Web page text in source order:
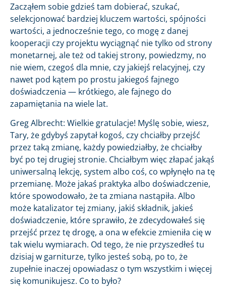
Zacząłem sobie gdzieś tam dobierać, szukać,
selekcjonować bardziej kluczem wartości, spójności
wartości, a jednocześnie tego, co mogę z danej
kooperacji czy projektu wyciągnąć nie tylko od strony
monetarnej, ale też od takiej strony, powiedzmy, no
nie wiem, czegoś dla mnie, czy jakiejś relacyjnej, czy
nawet pod kątem po prostu jakiegoś fajnego
doświadczenia — krótkiego, ale fajnego do
zapamiętania na wiele lat.
Greg Albrecht: Wielkie gratulacje! Myślę sobie, wiesz,
Tary, że gdybyś zapytał kogoś, czy chciałby przejść
przez taką zmianę, każdy powiedziałby, że chciałby
być po tej drugiej stronie. Chciałbym więc złapać jakąś
uniwersalną lekcję, system albo coś, co wpłynęło na tę
przemianę. Może jakaś praktyka albo doświadczenie,
które spowodowało, że ta zmiana nastąpiła. Albo
może katalizator tej zmiany, jakiś składnik, jakieś
doświadczenie, które sprawiło, że zdecydowałeś się
przejść przez tę drogę, a ona w efekcie zmieniła cię w
tak wielu wymiarach. Od tego, że nie przyszedłeś tu
dzisiaj w garniturze, tylko jesteś sobą, po to, że
zupełnie inaczej opowiadasz o tym wszystkim i więcej
się komunikujesz. Co to było?